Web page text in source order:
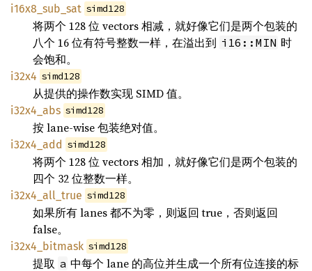
i16x8_sub_sat simd128
将两个 128 位 vectors 相减，就好像它们是两个包装的
八个 16 位有符号整数一样，在溢出到 i16::MIN 时
会饱和。
i32x4 simd128
从提供的操作数实现 SIMD 值。
i32x4_abs simd128
按 lane-wise 包装绝对值。
i32x4_add simd128
将两个 128 位 vectors 相加，就好像它们是两个包装的
四个 32 位整数一样。
i32x4_all_true simd128
如果所有 lanes 都不为零，则返回 true，否则返回
false。
i32x4_bitmask simd128
提取 a 中每个 lane 的高位并生成一个所有位连接的标